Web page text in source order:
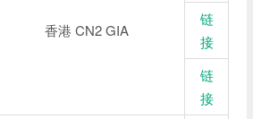
香港 CN2 GIA
链
接
链
接